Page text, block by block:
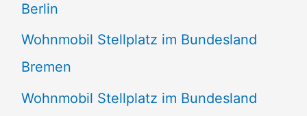
Berlin
Wohnmobil Stellplatz im Bundesland
Bremen
Wohnmobil Stellplatz im Bundesland